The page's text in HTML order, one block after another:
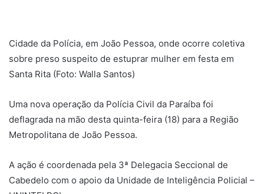
Cidade da Polícia, em João Pessoa, onde ocorre coletiva
sobre preso suspeito de estuprar mulher em festa em
Santa Rita (Foto: Walla Santos)
Uma nova operação da Polícia Civil da Paraíba foi
deflagrada na mão desta quinta-feira (18) para a Região
Metropolitana de João Pessoa.
A ação é coordenada pela 3ª Delegacia Seccional de
Cabedelo com o apoio da Unidade de Inteligência Policial –